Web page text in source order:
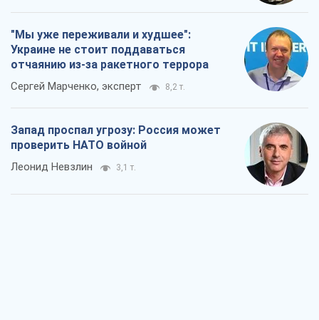
"Мы уже переживали и худшее":
Украине не стоит поддаваться
отчаянию из-за ракетного террора
Сергей Марченко, эксперт 8,2 т.
Запад проспал угрозу: Россия может
проверить НАТО войной
Леонид Невзлин 3,1 т.